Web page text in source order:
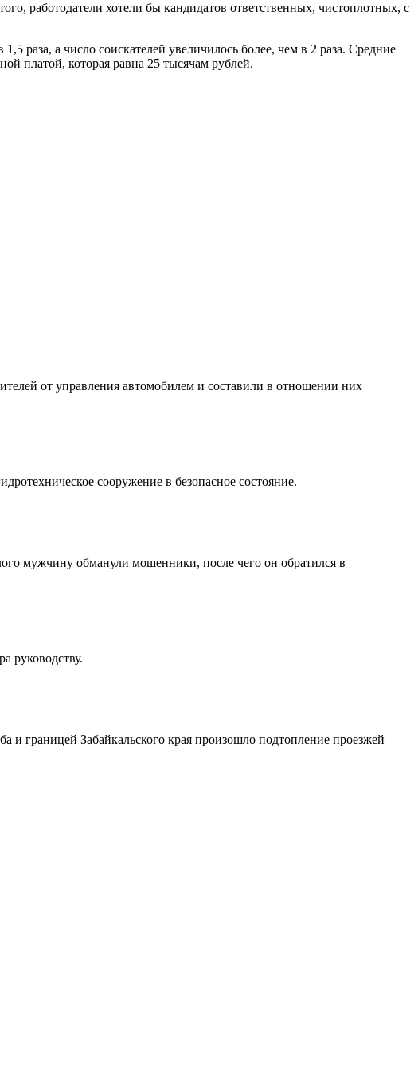
работодатели хотели бы кандидатов ответственных, чистоплотных, с
раза, а число соискателей увеличилось более, чем в 2 раза. Средние
платой, которая равна 25 тысячам рублей.
от управления автомобилем и составили в отношении них
сооружение в безопасное состояние.
мужчину обманули мошенники, после чего он обратился в
руководству.
и границей Забайкальского края произошло подтопление проезжей